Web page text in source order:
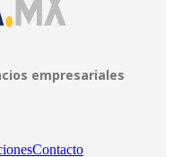
empresariales
Contacto